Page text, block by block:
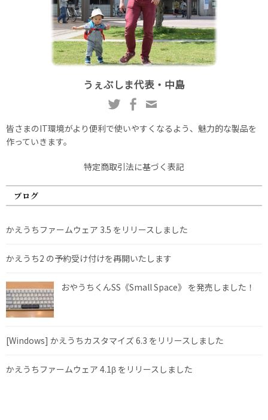
うぇぶしま代表・中島
皆さまのIT環境がより便利で使いやすくなるよう、魅力的な製品を
作っていきます。
特定商取引法に基づく表記
ブログ
かえうちファームウェア 3.5 をリリースしました
かえうち2 の予約受け付けを再開いたします
おやうちくんSS《Small Space》 を発売しました！
[Windows] かえうちカスタマイズ 6.3 をリリースしました
かえうちファームウェア 4.1β をリリースしました